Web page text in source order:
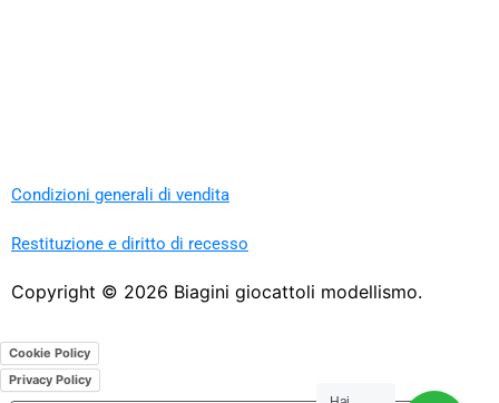
Condizioni generali di vendita
Restituzione e diritto di recesso
Copyright © 2026 Biagini giocattoli modellismo.
Cookie Policy
Privacy Policy